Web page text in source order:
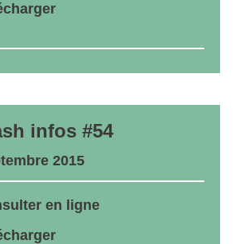
infos #54
2015
en ligne